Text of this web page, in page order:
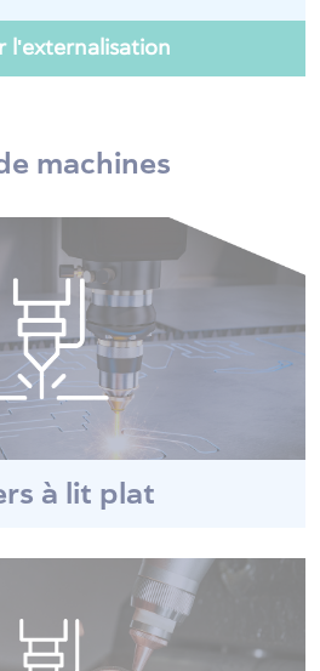
l'externalisation
machines
à lit plat